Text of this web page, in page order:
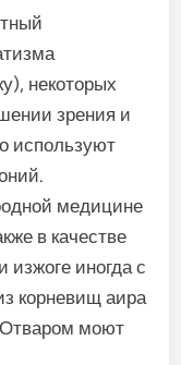
некоторых
зрения и
используют
медицине
в качестве
изжоге иногда с
корневищ аира
Отваром моют